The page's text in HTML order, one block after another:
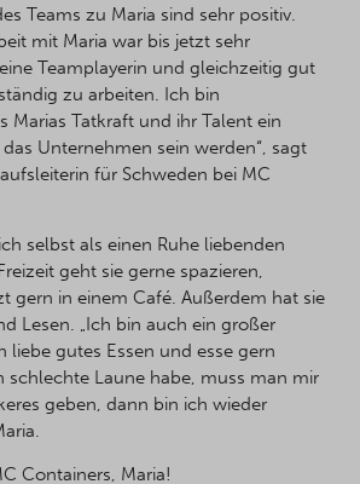
Teams zu Maria sind sehr positiv.
mit Maria war bis jetzt sehr
Teamplayerin und gleichzeitig gut
zu arbeiten. Ich bin
Marias Tatkraft und ihr Talent ein
Unternehmen sein werden“, sagt
für Schweden bei MC
selbst als einen Ruhe liebenden
geht sie gerne spazieren,
gern in einem Café. Außerdem hat sie
Lesen. „Ich bin auch ein großer
liebe gutes Essen und esse gern
schlechte Laune habe, muss man mir
geben, dann bin ich wieder
Containers, Maria!